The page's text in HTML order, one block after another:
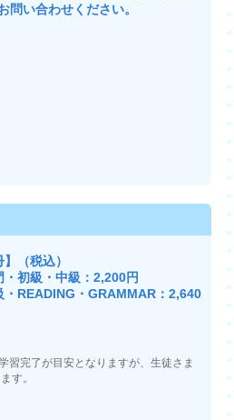
問い合わせください。
】（税込）
・初級・中級：2,200円
・READING・GRAMMAR：2,640
習完了が目安となりますが、生徒さま
す。